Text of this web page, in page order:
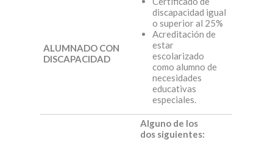
ALUMNADO CON
DISCAPACIDAD
discapacidad igual
o superior al 25%
Acreditación de
estar
escolarizado
como alumno de
necesidades
educativas
especiales.
Alguno de los
dos siguientes: